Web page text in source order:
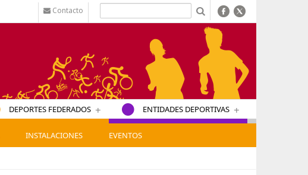
Contacto
DEPORTES FEDERADOS + ENTIDADES DEPORTIVAS +
INSTALACIONES EVENTOS